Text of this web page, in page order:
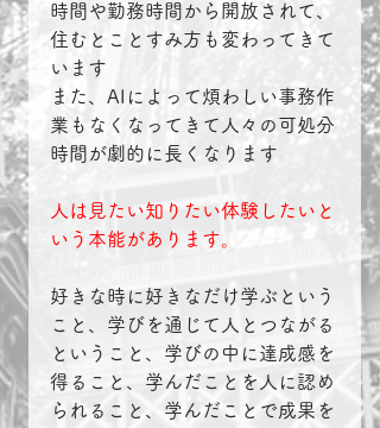
時間や勤務時間から開放されて、
住むとことすみ方も変わってきて
います
また、AIによって煩わしい事務作
業もなくなってきて人々の可処分
時間が劇的に長くなります
人は見たい知りたい体験したいと
いう本能があります。
好きな時に好きなだけ学ぶという
こと、学びを通じて人とつながる
ということ、学びの中に達成感を
得ること、学んだことを人に認め
られること、学んだことで成果を